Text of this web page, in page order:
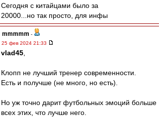
Сегодня с китайцами было за
20000...но так просто, для инфы
mmmmm -
25 фев 2024 21:33
vlad45
Клопп не лучший тренер современности.
Есть и получше (не много, но есть).
Но уж точно дарит футбольных эмоций больше
всех этих, что лучше него.